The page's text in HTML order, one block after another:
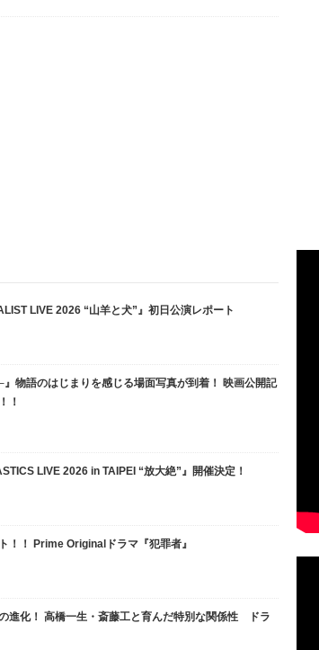
LIVE 2026 “山羊と犬”』初日公演レポート
物語のはじまりを感じる場面写真が到着！ 映画公開記
！
LIVE 2026 in TAIPEI “放大絶”』開催決定！
！！ Prime Originalドラマ『犯罪者』
進化！ 高橋一生・斎藤工と育んだ特別な関係性 ドラ